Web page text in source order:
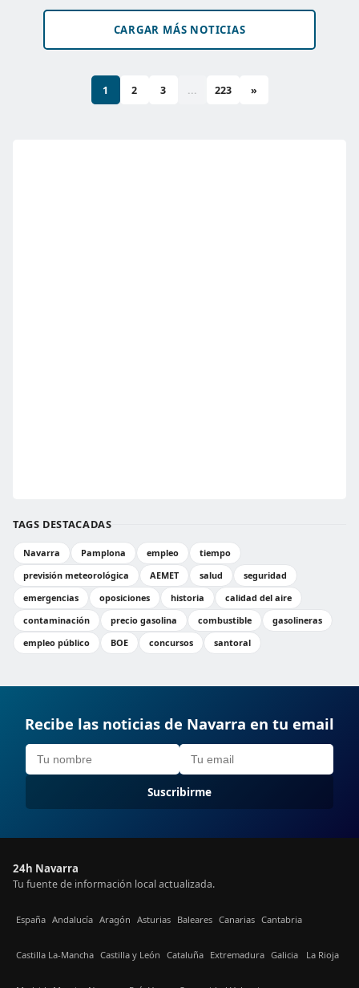
CARGAR MÁS NOTICIAS
1 2 3 ... 223 »
TAGS DESTACADAS
Navarra Pamplona empleo
tiempo
previsión meteorológica
AEMET salud
seguridad
emergencias
oposiciones historia
calidad del aire
contaminación
precio gasolina combustible
gasolineras
empleo público
BOE concursos santoral
Recibe las noticias de Navarra en tu email
Suscribirme
24h Navarra
Tu fuente de información local actualizada.
España Andalucía Aragón Asturias Baleares Canarias Cantabria
Castilla La-Mancha Castilla y León Cataluña Extremadura Galicia La Rioja